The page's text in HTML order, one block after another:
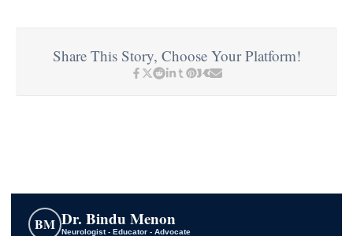
Share This Story, Choose Your Platform!
BM Dr. Bindu Menon
Neurologist - Educator - Advocate